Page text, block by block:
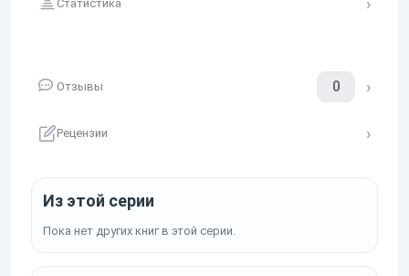
Статистика
Отзывы 0
Рецензии
Из этой серии
Пока нет других книг в этой серии.